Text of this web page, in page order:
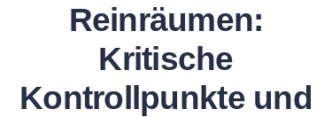
Reinräumen:
Kritische
Kontrollpunkte und
NACHRICHTEN
KONTAKTIEREN SIE UNS
FAQs